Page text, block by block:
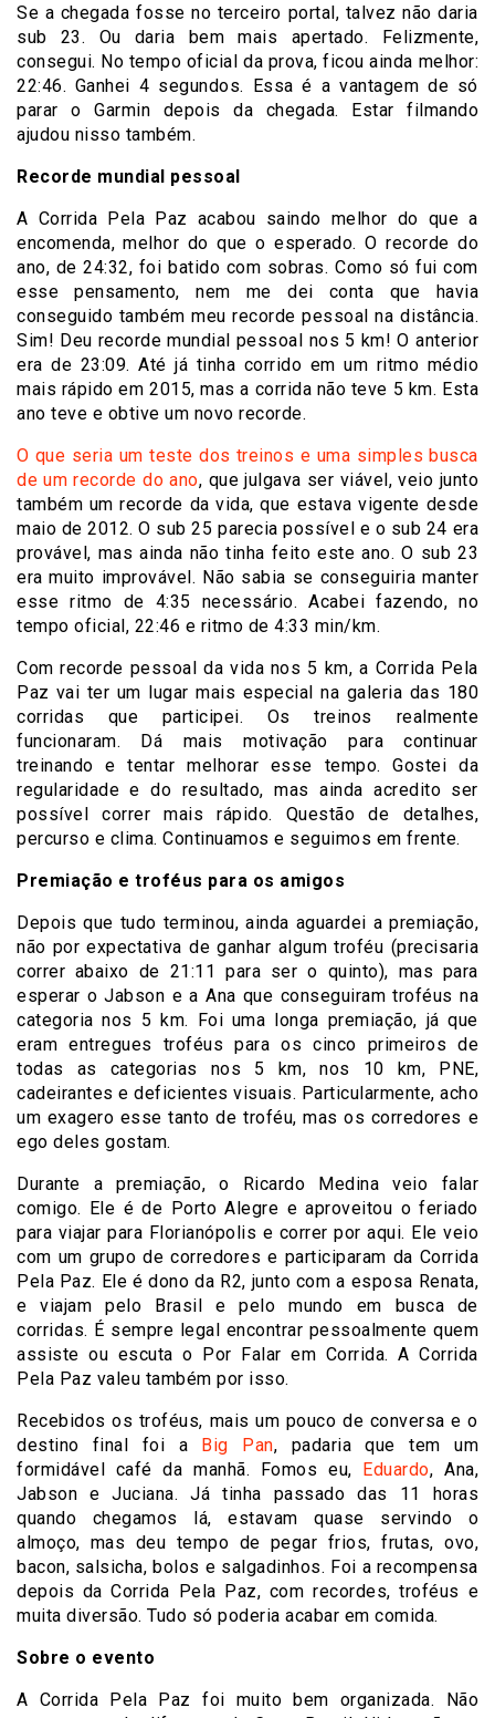
Se a chegada fosse no terceiro portal, talvez não daria
sub 23. Ou daria bem mais apertado. Felizmente,
consegui. No tempo oficial da prova, ficou ainda melhor:
22:46. Ganhei 4 segundos. Essa é a vantagem de só
parar o Garmin depois da chegada. Estar filmando
ajudou nisso também.
Recorde mundial pessoal
A Corrida Pela Paz acabou saindo melhor do que a
encomenda, melhor do que o esperado. O recorde do
ano, de 24:32, foi batido com sobras. Como só fui com
esse pensamento, nem me dei conta que havia
conseguido também meu recorde pessoal na distância.
Sim! Deu recorde mundial pessoal nos 5 km! O anterior
era de 23:09. Até já tinha corrido em um ritmo médio
mais rápido em 2015, mas a corrida não teve 5 km. Esta
ano teve e obtive um novo recorde.
O que seria um teste dos treinos e uma simples busca
de um recorde do ano, que julgava ser viável, veio junto
também um recorde da vida, que estava vigente desde
maio de 2012. O sub 25 parecia possível e o sub 24 era
provável, mas ainda não tinha feito este ano. O sub 23
era muito improvável. Não sabia se conseguiria manter
esse ritmo de 4:35 necessário. Acabei fazendo, no
tempo oficial, 22:46 e ritmo de 4:33 min/km.
Com recorde pessoal da vida nos 5 km, a Corrida Pela
Paz vai ter um lugar mais especial na galeria das 180
corridas que participei. Os treinos realmente
funcionaram. Dá mais motivação para continuar
treinando e tentar melhorar esse tempo. Gostei da
regularidade e do resultado, mas ainda acredito ser
possível correr mais rápido. Questão de detalhes,
percurso e clima. Continuamos e seguimos em frente.
Premiação e troféus para os amigos
Depois que tudo terminou, ainda aguardei a premiação,
não por expectativa de ganhar algum troféu (precisaria
correr abaixo de 21:11 para ser o quinto), mas para
esperar o Jabson e a Ana que conseguiram troféus na
categoria nos 5 km. Foi uma longa premiação, já que
eram entregues troféus para os cinco primeiros de
todas as categorias nos 5 km, nos 10 km, PNE,
cadeirantes e deficientes visuais. Particularmente, acho
um exagero esse tanto de troféu, mas os corredores e
ego deles gostam.
Durante a premiação, o Ricardo Medina veio falar
comigo. Ele é de Porto Alegre e aproveitou o feriado
para viajar para Florianópolis e correr por aqui. Ele veio
com um grupo de corredores e participaram da Corrida
Pela Paz. Ele é dono da R2, junto com a esposa Renata,
e viajam pelo Brasil e pelo mundo em busca de
corridas. É sempre legal encontrar pessoalmente quem
assiste ou escuta o Por Falar em Corrida. A Corrida
Pela Paz valeu também por isso.
Recebidos os troféus, mais um pouco de conversa e o
destino final foi a Big Pan, padaria que tem um
formidável café da manhã. Fomos eu, Eduardo, Ana,
Jabson e Juciana. Já tinha passado das 11 horas
quando chegamos lá, estavam quase servindo o
almoço, mas deu tempo de pegar frios, frutas, ovo,
bacon, salsicha, bolos e salgadinhos. Foi a recompensa
depois da Corrida Pela Paz, com recordes, troféus e
muita diversão. Tudo só poderia acabar em comida.
Sobre o evento
A Corrida Pela Paz foi muito bem organizada. Não